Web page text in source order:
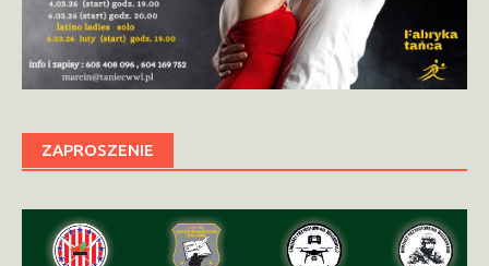
ZAPROSZENIE